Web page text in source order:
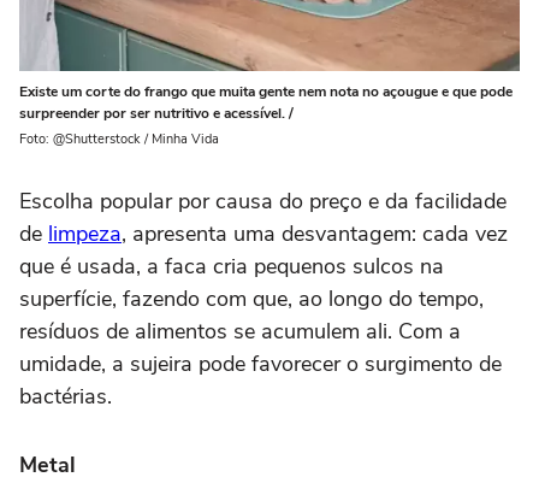
Existe um corte do frango que muita gente nem nota no açougue e que pode
surpreender por ser nutritivo e acessível. /
Foto: @Shutterstock / Minha Vida
Escolha popular por causa do preço e da facilidade
de limpeza, apresenta uma desvantagem: cada vez
que é usada, a faca cria pequenos sulcos na
superfície, fazendo com que, ao longo do tempo,
resíduos de alimentos se acumulem ali. Com a
umidade, a sujeira pode favorecer o surgimento de
bactérias.
Metal